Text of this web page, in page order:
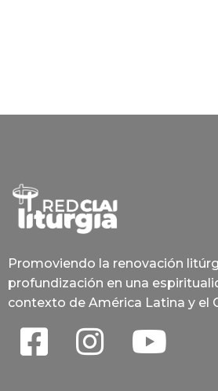
Promoviendo la renovación
profundización en una
contexto de América Latina y el